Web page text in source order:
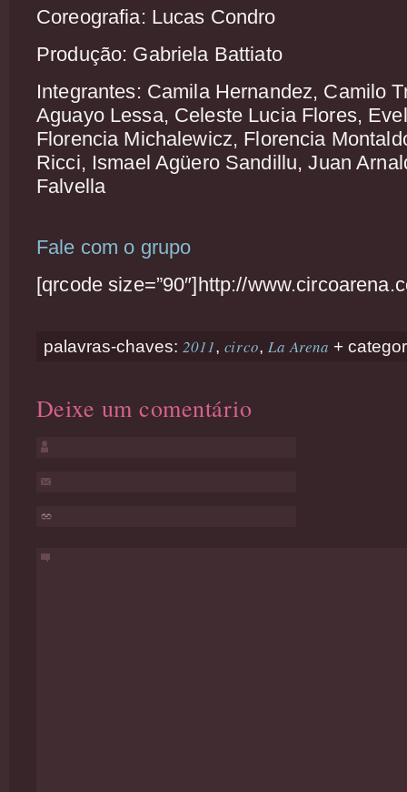
Coreografia: Lucas Condro
Produção: Gabriela Battiato
Integrantes: Camila Hernandez, Camilo
Aguayo Lessa, Celeste Lucia Flores,
Florencia Michalewicz, Florencia
Ricci, Ismael Agüero Sandillu, Juan
Falvella
Fale com o grupo
[qrcode size=”90″]http://
palavras-chaves: 2011, circo, La Arena +
Deixe um comentário